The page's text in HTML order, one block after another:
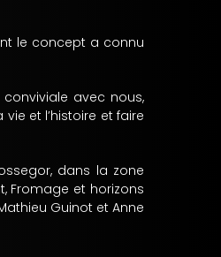
le concept a connu
avec nous,
et l’histoire et faire
dans la zone
Fromage et horizons
Guinot et Anne